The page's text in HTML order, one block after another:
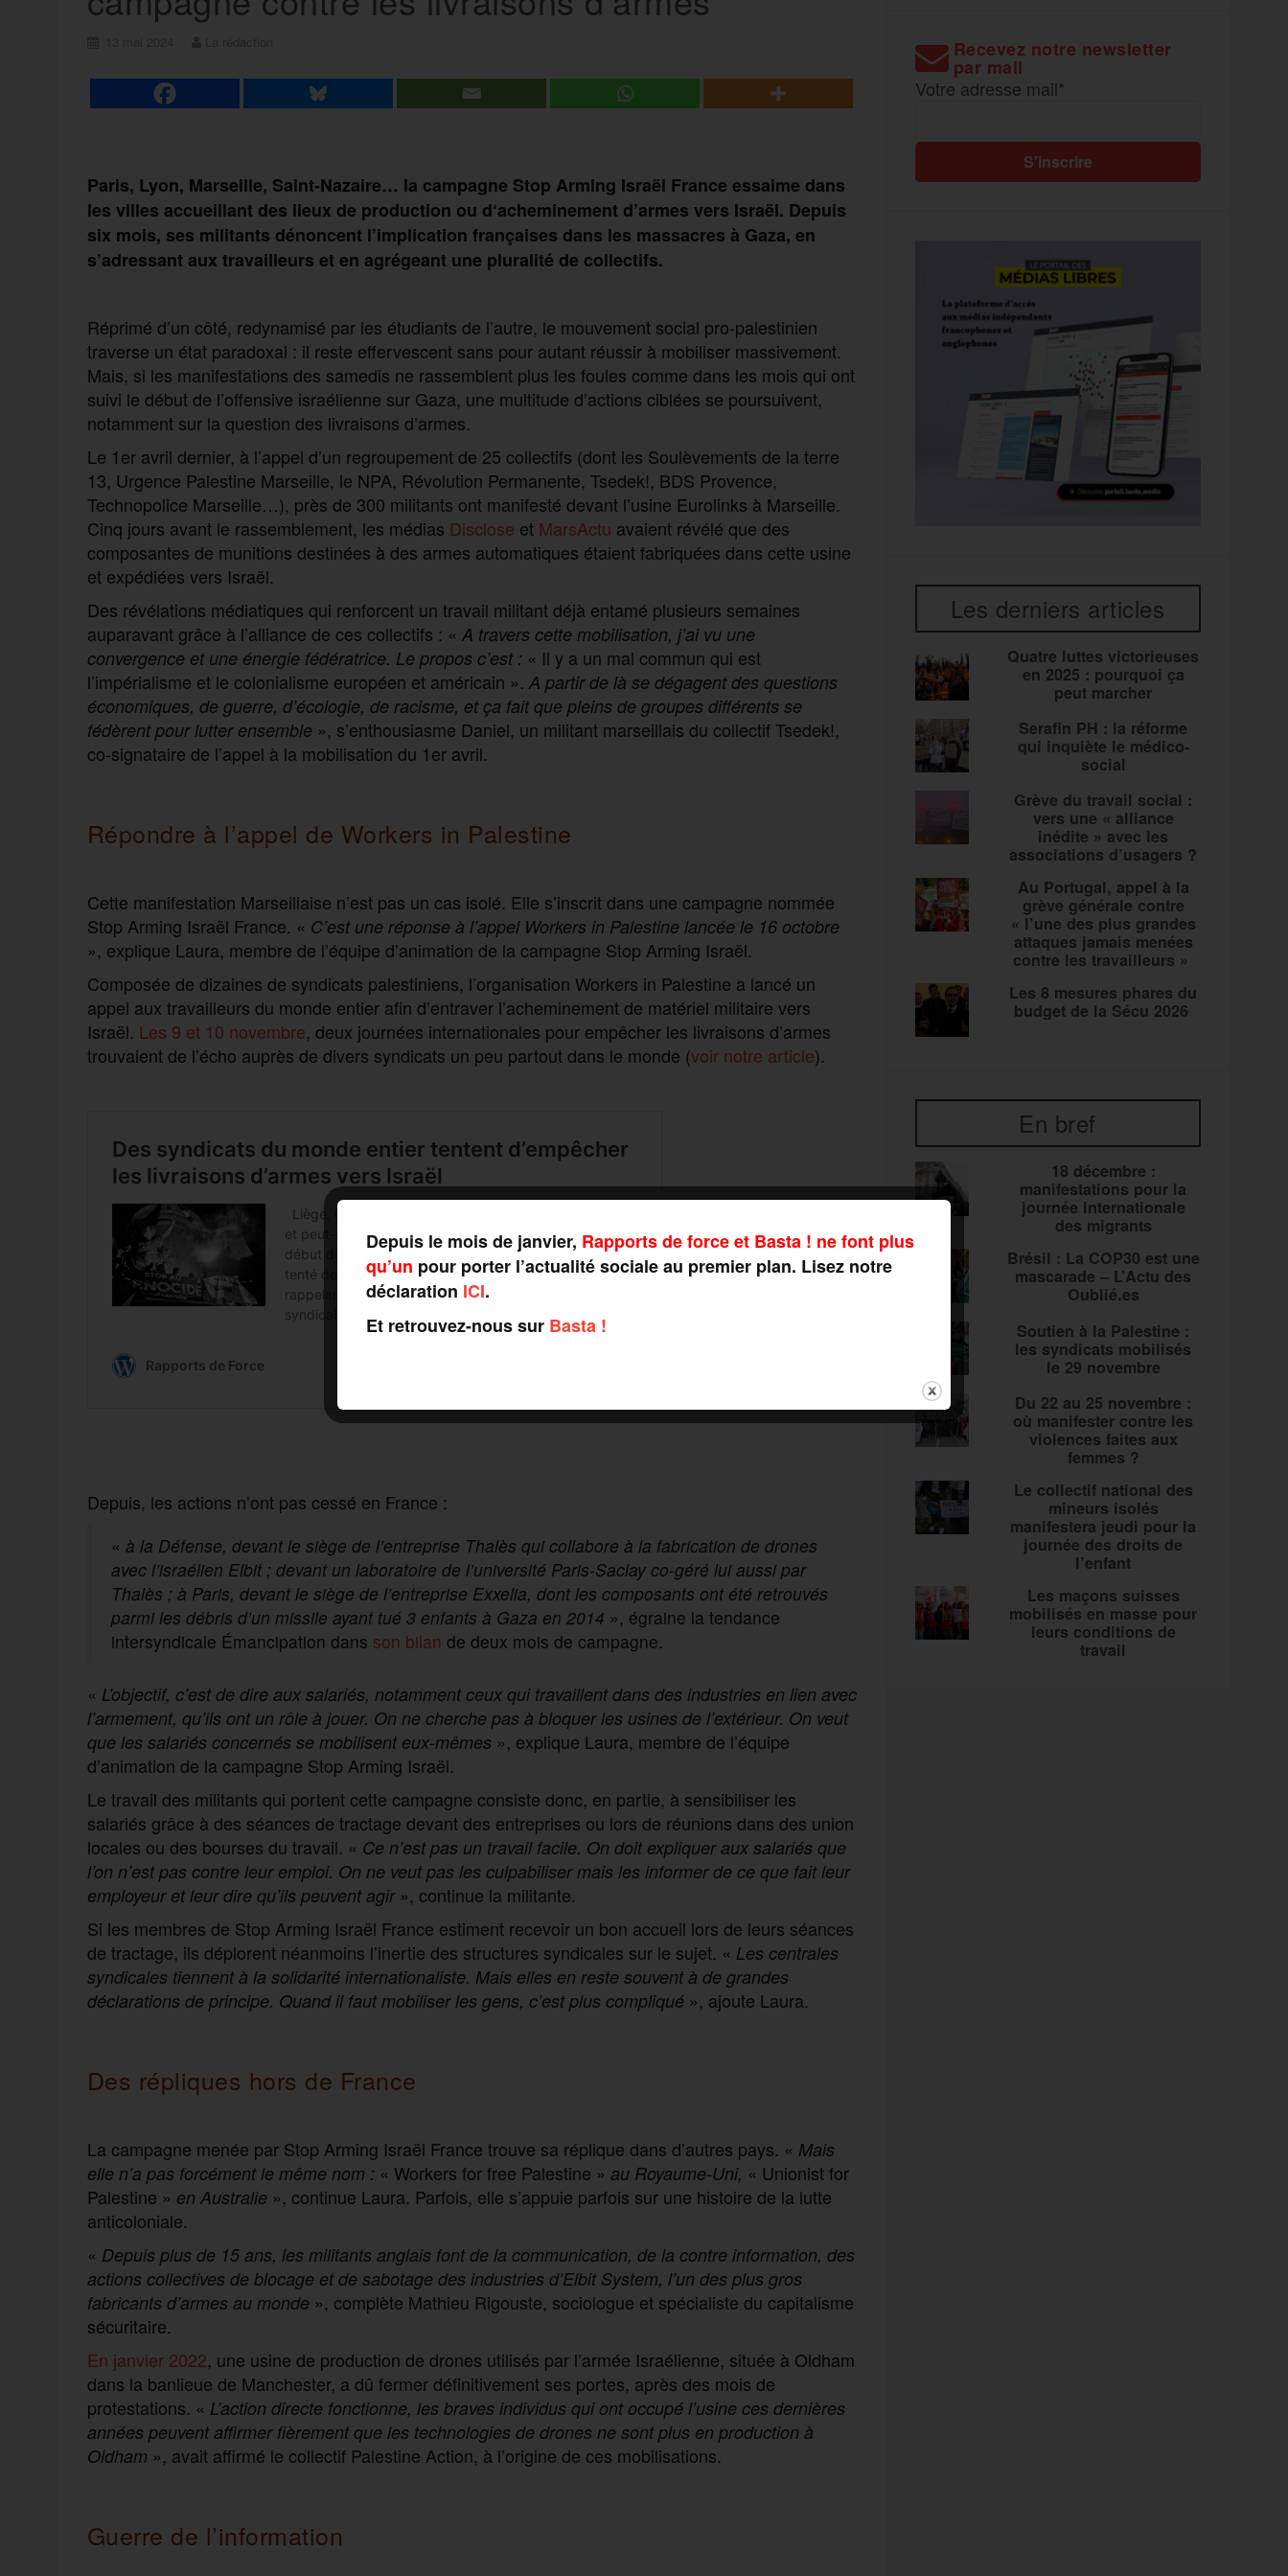
Paris, Lyon, Marseille, Saint-Nazaire… la campagne Stop Arming Israël France essaime dans
les villes accueillant des lieux de production ou d‘acheminement d’armes vers Israël. Depuis
six mois, ses militants dénoncent l’implication françaises dans les massacres à Gaza, en
s’adressant aux travailleurs et en agrégeant une pluralité de collectifs.
Réprimé d’un côté, redynamisé par les étudiants de l’autre, le mouvement social pro-palestinien
traverse un état paradoxal : il reste effervescent sans pour autant réussir à mobiliser massivement.
Mais, si les manifestations des samedis ne rassemblent plus les foules comme dans les mois qui ont
suivi le début de l’offensive israélienne sur Gaza, une multitude d’actions ciblées se poursuivent,
notamment sur la question des livraisons d’armes.
Le 1er avril dernier, à l’appel d’un regroupement de 25 collectifs (dont les Soulèvements de la terre
13, Urgence Palestine Marseille, le NPA, Révolution Permanente, Tsedek!, BDS Provence,
Technopolice Marseille…), près de 300 militants ont manifesté devant l’usine Eurolinks à Marseille.
Cinq jours avant le rassemblement, les médias Disclose et MarsActu avaient révélé que des
composantes de munitions destinées à des armes automatiques étaient fabriquées dans cette usine
et expédiées vers Israël.
Des révélations médiatiques qui renforcent un travail militant déjà entamé plusieurs semaines
auparavant grâce à l’alliance de ces collectifs : « A travers cette mobilisation, j’ai vu une
convergence et une énergie fédératrice. Le propos c’est :« Il y a un mal commun qui est
l’impérialisme et le colonialisme européen et américain ». A partir de là se dégagent des questions
économiques, de guerre, d’écologie, de racisme, et ça fait que pleins de groupes différents se
fédèrent pour lutter ensemble», s’enthousiasme Daniel, un militant marseillais du collectif Tsedek!,
co-signataire de l’appel à la mobilisation du 1er avril.
Répondre à l’appel de Workers in Palestine
Cette manifestation Marseillaise n’est pas un cas isolé. Elle s’inscrit dans une campagne nommée
Stop Arming Israël France. « C’est une réponse à l’appel Workers in Palestine lancée le 16 octobre
», explique Laura, membre de l’équipe d’animation de la campagne Stop Arming Israël.
Composée de dizaines de syndicats palestiniens, l’organisation Workers in Palestine a lancé un
appel aux travailleurs du monde entier afin d’entraver l’acheminement de matériel militaire vers
Israël. Les 9 et 10 novembre, deux journées internationales pour empêcher les livraisons d’armes
trouvaient de l’écho auprès de divers syndicats un peu partout dans le monde (voir notre article).
Depuis, les actions n’ont pas cessé en France :
« à la Défense, devant le siège de l’entreprise Thalès qui collabore à la fabrication de drones
avec l’israélien Elbit ; devant un laboratoire de l’université Paris-Saclay co-géré lui aussi par
Thalès ; à Paris, devant le siège de l’entreprise Exxelia, dont les composants ont été retrouvés
parmi les débris d’un missile ayant tué 3 enfants à Gaza en 2014 », égraine la tendance
intersyndicale Émancipation dans son bilan de deux mois de campagne.
« L’objectif, c’est de dire aux salariés, notamment ceux qui travaillent dans des industries en lien avec
l’armement, qu’ils ont un rôle à jouer. On ne cherche pas à bloquer les usines de l’extérieur. On veut
que les salariés concernés se mobilisent eux-mêmes », explique Laura, membre de l’équipe
d’animation de la campagne Stop Arming Israël.
Le travail des militants qui portent cette campagne consiste donc, en partie, à sensibiliser les
salariés grâce à des séances de tractage devant des entreprises ou lors de réunions dans des union
locales ou des bourses du travail. « Ce n’est pas un travail facile. On doit expliquer aux salariés que
l’on n’est pas contre leur emploi. On ne veut pas les culpabiliser mais les informer de ce que fait leur
employeur et leur dire qu’ils peuvent agir», continue la militante.
Si les membres de Stop Arming Israël France estiment recevoir un bon accueil lors de leurs séances
de tractage, ils déplorent néanmoins l’inertie des structures syndicales sur le sujet. « Les centrales
syndicales tiennent à la solidarité internationaliste. Mais elles en reste souvent à de grandes
déclarations de principe. Quand il faut mobiliser les gens, c’est plus compliqué », ajoute Laura.
Des répliques hors de France
La campagne menée par Stop Arming Israël France trouve sa réplique dans d’autres pays. « Mais
elle n’a pas forcément le même nom : « Workers for free Palestine » au Royaume-Uni, « Unionist for
Palestine » en Australie», continue Laura. Parfois, elle s’appuie parfois sur une histoire de la lutte
anticoloniale.
« Depuis plus de 15 ans, les militants anglais font de la communication, de la contre information, des
actions collectives de blocage et de sabotage des industries d’Elbit System, l’un des plus gros
fabricants d’armes au monde», complète Mathieu Rigouste, sociologue et spécialiste du capitalisme
sécuritaire.
En janvier 2022, une usine de production de drones utilisés par l’armée Israélienne, située à Oldham
dans la banlieue de Manchester, a dû fermer définitivement ses portes, après des mois de
protestations. « L’action directe fonctionne, les braves individus qui ont occupé l’usine ces dernières
années peuvent affirmer fièrement que les technologies de drones ne sont plus en production à
Oldham », avait affirmé le collectif Palestine Action, à l’origine de ces mobilisations.
Guerre de l’information
Recevez notre newsletter
par mail
Votre adresse mail*
Les derniers articles
Quatre luttes victorieuses
en 2025 : pourquoi ça
peut marcher
Serafin PH : la réforme
qui inquiète le médico-
social
Grève du travail social :
vers une « alliance
inédite » avec les
associations d’usagers ?
Au Portugal, appel à la
grève générale contre
« l’une des plus grandes
attaques jamais menées
contre les travailleurs »
Les 8 mesures phares du
budget de la Sécu 2026
En bref
18 décembre :
manifestations pour la
journée internationale
des migrants
Brésil : La COP30 est une
mascarade – L’Actu des
Oublié.es
Soutien à la Palestine :
les syndicats mobilisés
le 29 novembre
Du 22 au 25 novembre :
où manifester contre les
violences faites aux
femmes ?
Le collectif national des
mineurs isolés
manifestera jeudi pour la
journée des droits de
l’enfant
Les maçons suisses
mobilisés en masse pour
leurs conditions de
travail
Depuis le mois de janvier, Rapports de force et Basta ! ne font plus
qu’un pour porter l’actualité sociale au premier plan. Lisez notre
déclaration ICI.
Et retrouvez-nous sur Basta !